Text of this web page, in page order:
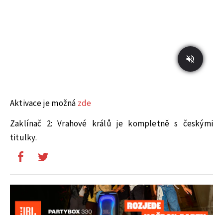
Aktivace je možná zde
Zaklínač 2: Vrahové králů je kompletně s českými
titulky.